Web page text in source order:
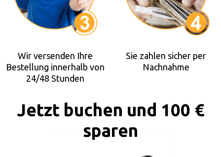
Wir versenden Ihre
Bestellung innerhalb von
24/48 Stunden
Sie zahlen sicher per
Nachnahme
Jetzt buchen und 100 €
sparen